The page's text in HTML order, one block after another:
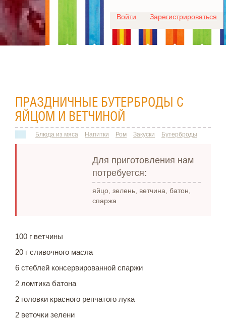
Войти Зарегистрироваться
ПРАЗДНИЧНЫЕ БУТЕРБРОДЫ С
ЯЙЦОМ И ВЕТЧИНОЙ
Блюда из мяса Напитки Ром Закуски Бутерброды
Для приготовления нам
потребуется:
яйцо, зелень, ветчина, батон,
спаржа
100 г ветчины
20 г сливочного масла
6 стеблей консервированной спаржи
2 ломтика батона
2 головки красного репчатого лука
2 веточки зелени
Для любых предложений по